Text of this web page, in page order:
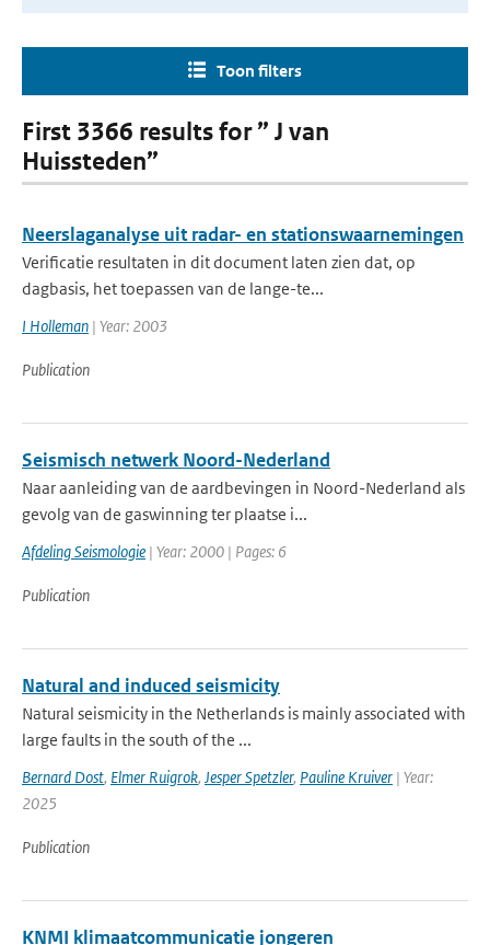
Toon filters
First 3366 results for ” J van
Huissteden”
Neerslaganalyse uit radar- en stationswaarnemingen
Verificatie resultaten in dit document laten zien dat, op
dagbasis, het toepassen van de lange-te...
I Holleman | Year: 2003
Publication
Seismisch netwerk Noord-Nederland
Naar aanleiding van de aardbevingen in Noord-Nederland als
gevolg van de gaswinning ter plaatse i...
Afdeling Seismologie | Year: 2000 | Pages: 6
Publication
Natural and induced seismicity
Natural seismicity in the Netherlands is mainly associated with
large faults in the south of the ...
Bernard Dost, Elmer Ruigrok, Jesper Spetzler, Pauline Kruiver | Year:
2025
Publication
KNMI klimaatcommunicatie jongeren